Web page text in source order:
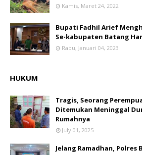
Kamis, Maret 24, 2022
Bupati Fadhil Arief
Se-kabupaten Batang
Rabu, Januari 04, 2023
HUKUM
Tragis, Seorang
Ditemukan Meninggal
Rumahnya
July 01, 2025
Jelang Ramadhan,